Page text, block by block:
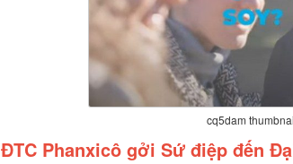
cq5dam
ĐTC Phanxicô gởi Sứ điệp đến